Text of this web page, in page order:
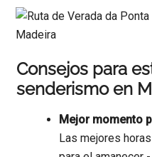
Consejos para
senderismo en
Mejor momento
Las mejores